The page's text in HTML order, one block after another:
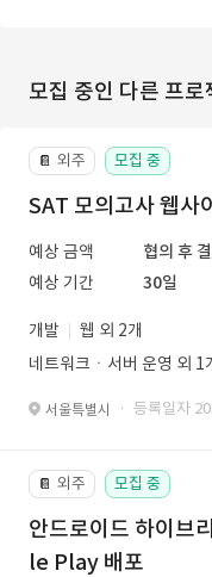
모집 중인 다른 프로
📔 외주 모집 중
SAT 모의고사 웹사
예상 금액
협의 후
예상 기간
30일
개발
웹 외 2개
네트워크ㆍ서버 운영 외 1
서울특별시 · 등록일자
📔 외주 모집 중
안드로이드 하이브
le Play 배포